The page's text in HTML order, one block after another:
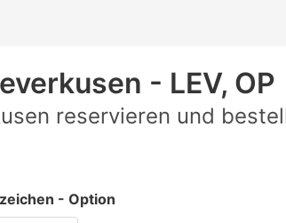
- LEV, OP
reservieren und
- Option